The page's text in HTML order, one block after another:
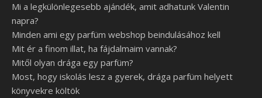
Mi a legkülönlegesebb ajándék, amit adhatunk Valentin
napra?
Minden ami egy parfüm webshop beindulásához kell
Mit ér a finom illat, ha fájdalmaim vannak?
Mitől olyan drága egy parfüm?
Most, hogy iskolás lesz a gyerek, drága parfüm helyett
könyvekre költök